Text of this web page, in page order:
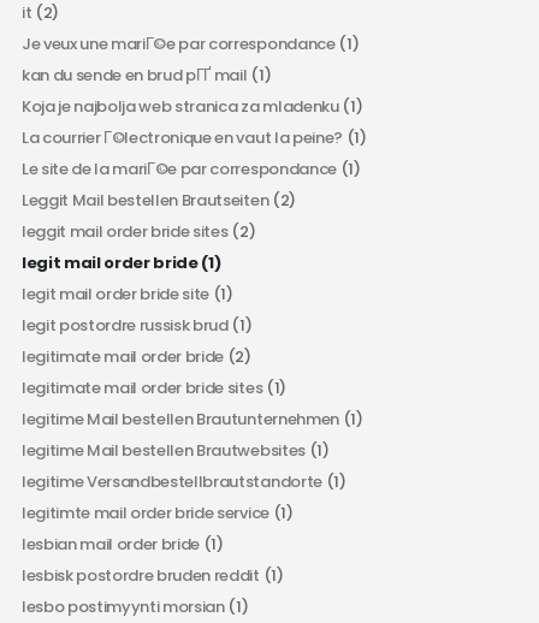
it (2)
Je veux une mariГ©e par correspondance(1)
kan du sende en brud pГҐ mail (1)
Koja je najbolja web stranica za mladenku(1)
La courrier Г©lectronique en vaut la peine? (1)
Le site de la mariГ©e par correspondance(1)
Leggit Mail bestellen Brautseiten(2)
leggit mail order bride sites(2)
legit mail order bride(1)
legit mail order bride site (1)
legit postordre russisk brud(1)
legitimate mail order bride (2)
legitimate mail order bride sites(1)
legitime Mail bestellen Brautunternehmen(1)
legitime Mail bestellen Brautwebsites(1)
legitime Versandbestellbrautstandorte(1)
legitimte mail order bride service(1)
lesbian mail order bride (1)
lesbisk postordre bruden reddit (1)
lesbo postimyynti morsian(1)